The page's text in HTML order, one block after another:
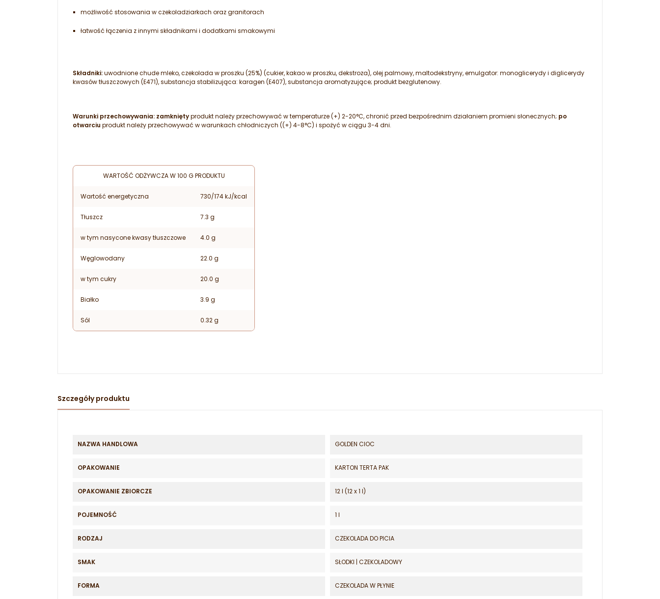
możliwość stosowania w czekoladziarkach oraz granitorach
łatwość łączenia z innymi składnikami i dodatkami smakowymi
Składniki:uwodnione chude mleko, czekolada w proszku (25%) (cukier, kakao w proszku, dekstroza), olej palmowy, maltodekstryny, emulgator: monoglicerydy i diglicerydy
kwasów tłuszczowych (E471), substancja stabilizująca: karagen (E407), substancja aromatyzujące; produkt bezglutenowy.
Warunki przechowywania: zamkniętyprodukt należy przechowywać w temperaturze (+) 2-20°C, chronić przed bezpośrednim działaniem promieni słonecznych; po
otwarciu produkt należy przechowywać w warunkach chłodniczych ((+) 4-8°C) i spożyć w ciągu 3-4 dni.
WARTOŚĆ ODŻYWCZA W 100 G PRODUKTU
Wartość energetyczna 730/174 kJ/kcal
Tłuszcz 7.3 g
w tym nasycone kwasy tłuszczowe 4.0 g
Węglowodany 22.0 g
w tym cukry 20.0 g
Białko 3.9 g
Sól 0.32 g
Szczegóły produktu
NAZWA HANDLOWA GOLDEN CIOC
OPAKOWANIE KARTON TERTA PAK
OPAKOWANIE ZBIORCZE 12 l (12 x 1 l)
POJEMNOŚĆ 1 l
RODZAJ CZEKOLADA DO PICIA
SMAK SŁODKI | CZEKOLADOWY
FORMA CZEKOLADA W PŁYNIE